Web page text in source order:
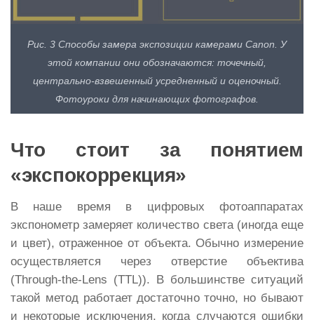
Рис. 3 Способы замера экспозиции камерами Canon. У
этой компании они обозначаются: точечный,
центрально-взвешенный усредненный и оценочный.
Фотоуроки для начинающих фотографов.
Что стоит за понятием
«экспокоррекция»
В наше время в цифровых фотоаппаратах
экспонометр замеряет количество света (иногда еще
и цвет), отраженное от объекта. Обычно измерение
осуществляется через отверстие объектива
(Through-the-Lens (TTL)). В большинстве ситуаций
такой метод работает достаточно точно, но бывают
и некоторые исключения, когда случаются ошибки